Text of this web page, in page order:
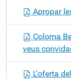
Apropar
Coloma
veus
L'oferta